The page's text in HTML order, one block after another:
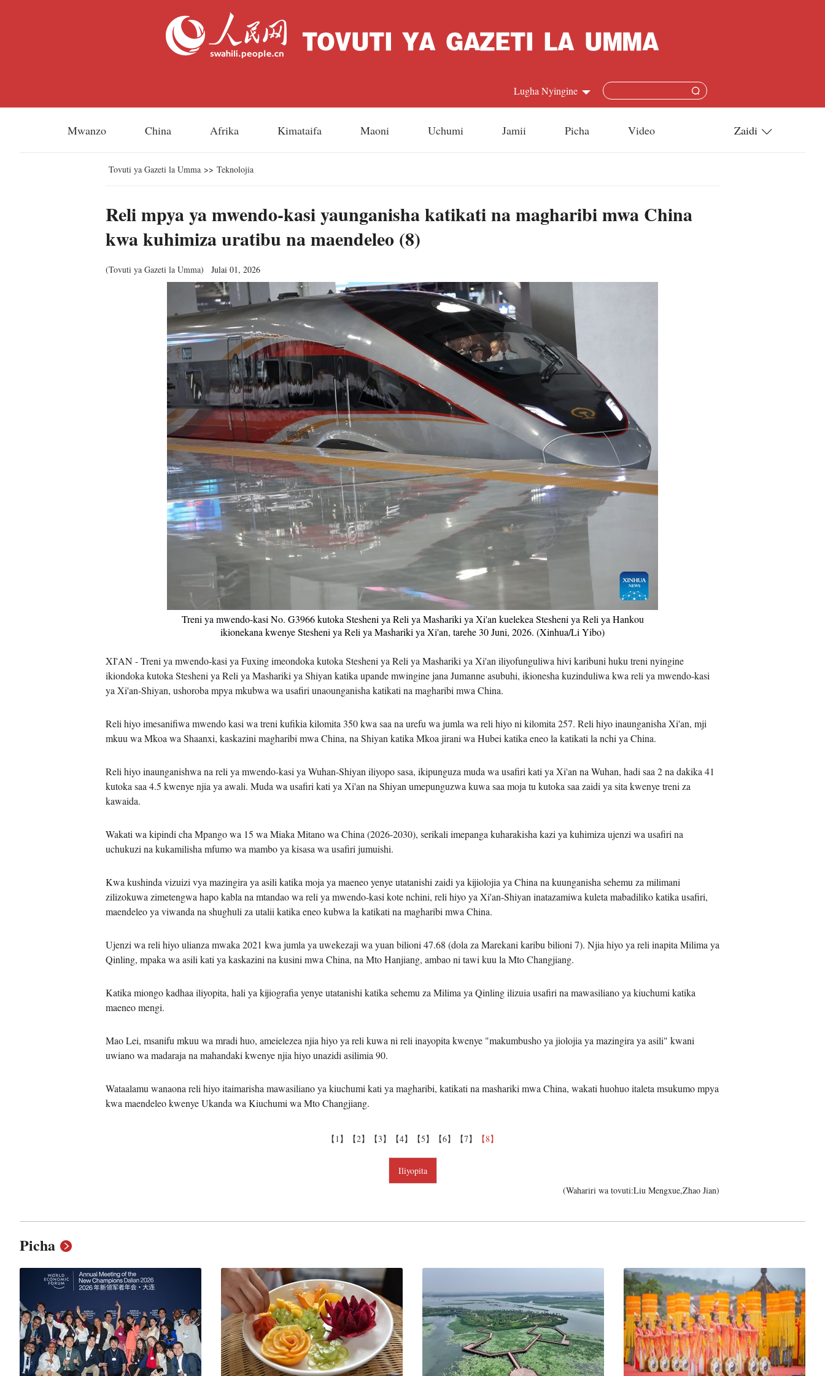
Lugha Nyingine
Français
عربي
한국어
Deutsch
Italiano
Қазақ тілі
ภาษาไทย
Bahasa Melayu
हिन्दी
Mwanzo China Afrika Kimataifa Maoni Uchumi Jamii Picha Video Zaidi
Tovuti ya Gazeti la Umma >> Teknolojia
Reli mpya ya mwendo-kasi yaunganisha katikati na magharibi mwa China
kwa kuhimiza uratibu na maendeleo (8)
(Tovuti ya Gazeti la Umma) Julai 01, 2026
Treni ya mwendo-kasi No. G3966 kutoka Stesheni ya Reli ya Mashariki ya Xi'an kuelekea Stesheni ya Reli ya Hankou
ikionekana kwenye Stesheni ya Reli ya Mashariki ya Xi'an, tarehe 30 Juni, 2026. (Xinhua/Li Yibo)
XI'AN - Treni ya mwendo-kasi ya Fuxing imeondoka kutoka Stesheni ya Reli ya Mashariki ya Xi'an iliyofunguliwa hivi karibuni huku treni nyingine
ikiondoka kutoka Stesheni ya Reli ya Mashariki ya Shiyan katika upande mwingine jana Jumanne asubuhi, ikionesha kuzinduliwa kwa reli ya mwendo-kasi
ya Xi'an-Shiyan, ushoroba mpya mkubwa wa usafiri unaounganisha katikati na magharibi mwa China.
Reli hiyo imesanifiwa mwendo kasi wa treni kufikia kilomita 350 kwa saa na urefu wa jumla wa reli hiyo ni kilomita 257. Reli hiyo inaunganisha Xi'an, mji
mkuu wa Mkoa wa Shaanxi, kaskazini magharibi mwa China, na Shiyan katika Mkoa jirani wa Hubei katika eneo la katikati la nchi ya China.
Reli hiyo inaunganishwa na reli ya mwendo-kasi ya Wuhan-Shiyan iliyopo sasa, ikipunguza muda wa usafiri kati ya Xi'an na Wuhan, hadi saa 2 na dakika 41
kutoka saa 4.5 kwenye njia ya awali. Muda wa usafiri kati ya Xi'an na Shiyan umepunguzwa kuwa saa moja tu kutoka saa zaidi ya sita kwenye treni za
kawaida.
Wakati wa kipindi cha Mpango wa 15 wa Miaka Mitano wa China (2026-2030), serikali imepanga kuharakisha kazi ya kuhimiza ujenzi wa usafiri na
uchukuzi na kukamilisha mfumo wa mambo ya kisasa wa usafiri jumuishi.
Kwa kushinda vizuizi vya mazingira ya asili katika moja ya maeneo yenye utatanishi zaidi ya kijiolojia ya China na kuunganisha sehemu za milimani
zilizokuwa zimetengwa hapo kabla na mtandao wa reli ya mwendo-kasi kote nchini, reli hiyo ya Xi'an-Shiyan inatazamiwa kuleta mabadiliko katika usafiri,
maendeleo ya viwanda na shughuli za utalii katika eneo kubwa la katikati na magharibi mwa China.
Ujenzi wa reli hiyo ulianza mwaka 2021 kwa jumla ya uwekezaji wa yuan bilioni 47.68 (dola za Marekani karibu bilioni 7). Njia hiyo ya reli inapita Milima ya
Qinling, mpaka wa asili kati ya kaskazini na kusini mwa China, na Mto Hanjiang, ambao ni tawi kuu la Mto Changjiang.
Katika miongo kadhaa iliyopita, hali ya kijiografia yenye utatanishi katika sehemu za Milima ya Qinling ilizuia usafiri na mawasiliano ya kiuchumi katika
maeneo mengi.
Mao Lei, msanifu mkuu wa mradi huo, ameielezea njia hiyo ya reli kuwa ni reli inayopita kwenye "makumbusho ya jiolojia ya mazingira ya asili" kwani
uwiano wa madaraja na mahandaki kwenye njia hiyo unazidi asilimia 90.
Wataalamu wanaona reli hiyo itaimarisha mawasiliano ya kiuchumi kati ya magharibi, katikati na mashariki mwa China, wakati huohuo italeta msukumo mpya
kwa maendeleo kwenye Ukanda wa Kiuchumi wa Mto Changjiang.
【1】 【2】 【3】 【4】 【5】 【6】 【7】 【8】
Iliyopita
(Wahariri wa tovuti:Liu Mengxue,Zhao Jian)
Picha